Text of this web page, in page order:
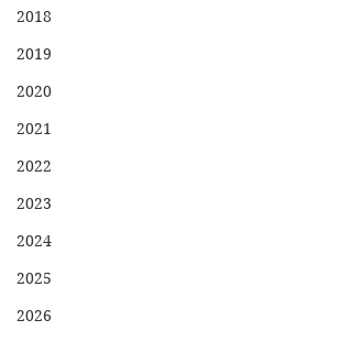
2018
2019
2020
2021
2022
2023
2024
2025
2026